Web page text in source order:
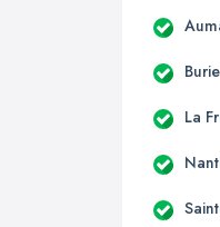
Burie
La